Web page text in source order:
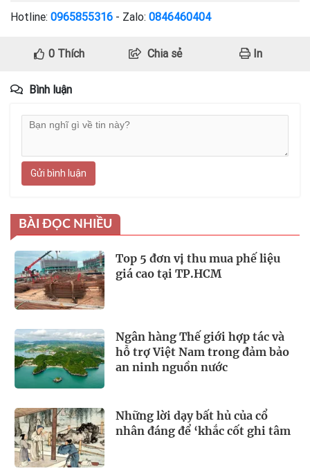
Hotline: 0965855316 - Zalo: 0846460404
0Thích Chia sẻ In
Bình luận
Gửi bình luận
BÀI ĐỌC NHIỀU
Top 5 đơn vị thu mua phế liệu
giá cao tại TP.HCM
Ngân hàng Thế giới hợp tác và
hỗ trợ Việt Nam trong đảm bảo
an ninh nguồn nước
Những lời dạy bất hủ của cổ
nhân đáng để ‘khắc cốt ghi tâm